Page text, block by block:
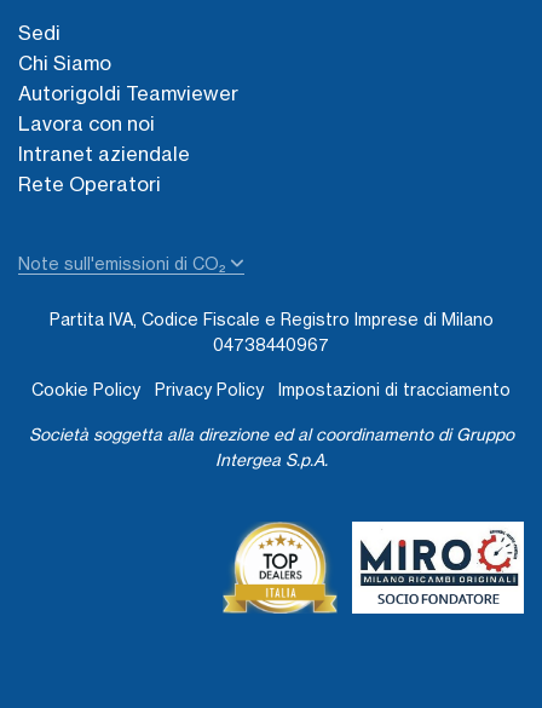
Sedi
Chi Siamo
Autorigoldi Teamviewer
Lavora con noi
Intranet aziendale
Rete Operatori
Note sull'emissioni di CO₂
Partita IVA, Codice Fiscale e Registro Imprese di Milano
04738440967
Cookie Policy Privacy Policy Impostazioni di tracciamento
Società soggetta alla direzione ed al coordinamento di Gruppo
Intergea S.p.A.